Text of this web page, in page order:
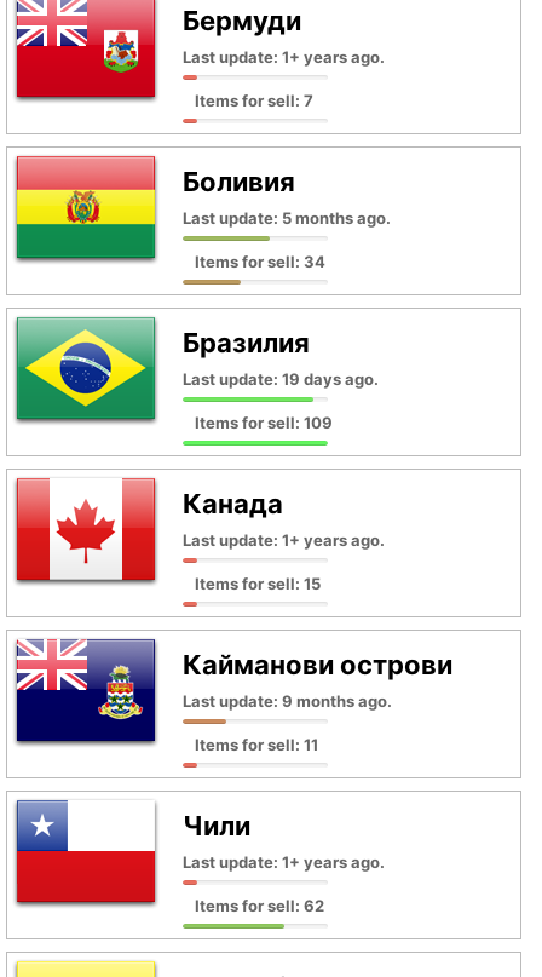
Бермуди
Last update: 1+ years ago.
Items for sell: 7
Боливия
Last update: 5 months ago.
Items for sell: 34
Бразилия
Last update: 19 days ago.
Items for sell: 109
Канада
Last update: 1+ years ago.
Items for sell: 15
Кайманови острови
Last update: 9 months ago.
Items for sell: 11
Чили
Last update: 1+ years ago.
Items for sell: 62